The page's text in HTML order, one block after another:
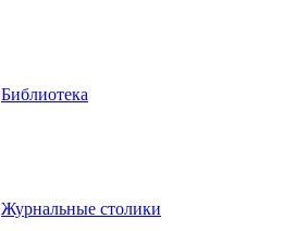
Библиотека
Журнальные столики